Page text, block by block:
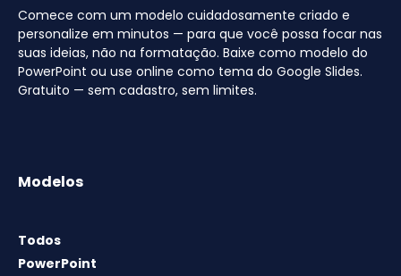
Comece com um modelo cuidadosamente criado e
personalize em minutos — para que você possa focar nas
suas ideias, não na formatação. Baixe como modelo do
PowerPoint ou use online como tema do Google Slides.
Gratuito — sem cadastro, sem limites.
Modelos
Todos
PowerPoint